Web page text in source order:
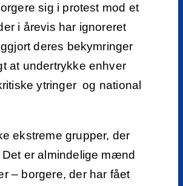
sig i protest mod et
i årevis har ignoreret
deres bekymringer
at undertrykke enhver
ytringer og national
ekstreme grupper, der
er almindelige mænd
– borgere, der har fået